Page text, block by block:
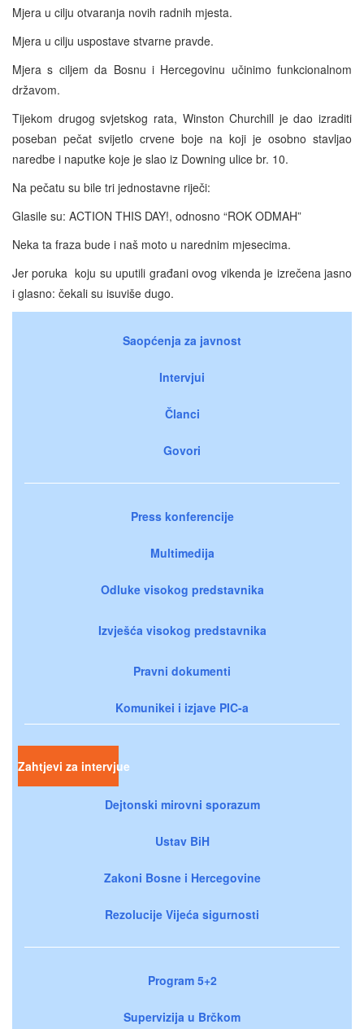
Mjera u cilju otvaranja novih radnih mjesta.
Mjera u cilju uspostave stvarne pravde.
Mjera s ciljem da Bosnu i Hercegovinu učinimo funkcionalnom
državom.
Tijekom drugog svjetskog rata, Winston Churchill je dao izraditi
poseban pečat svijetlo crvene boje na koji je osobno stavljao
naredbe i naputke koje je slao iz Downing ulice br. 10.
Na pečatu su bile tri jednostavne riječi:
Glasile su: ACTION THIS DAY!, odnosno “ROK ODMAH”
Neka ta fraza bude i naš moto u narednim mjesecima.
Jer poruka koju su uputili građani ovog vikenda je izrečena jasno
i glasno: čekali su isuviše dugo.
Saopćenja za javnost
Intervjui
Članci
Govori
Press konferencije
Multimedija
Odluke visokog predstavnika
Izvješća visokog predstavnika
Pravni dokumenti
Komunikei i izjave PIC-a
Zahtjevi za intervjue
Dejtonski mirovni sporazum
Ustav BiH
Zakoni Bosne i Hercegovine
Rezolucije Vijeća sigurnosti
Program 5+2
Supervizija u Brčkom